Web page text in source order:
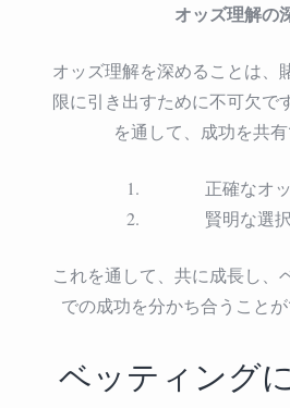
オッズ理解の
オッズ理解を深めることは、
限に引き出すために不可欠で
を通して、成功を共有
正確なオ
賢明な選
これを通して、共に成長し、
での成功を分かち合うことが
ベッティング